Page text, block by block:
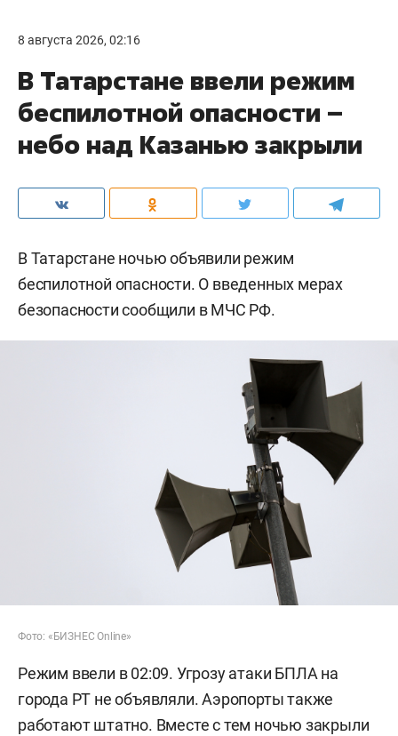
8 августа 2026, 02:16
В Татарстане ввели режим
беспилотной опасности –
небо над Казанью закрыли
В Татарстане ночью объявили режим
беспилотной опасности. О введенных мерах
безопасности сообщили в МЧС РФ.
Фото: «БИЗНЕС Online»
Режим ввели в 02:09. Угрозу атаки БПЛА на
города РТ не объявляли. Аэропорты также
работают штатно. Вместе с тем ночью закрыли